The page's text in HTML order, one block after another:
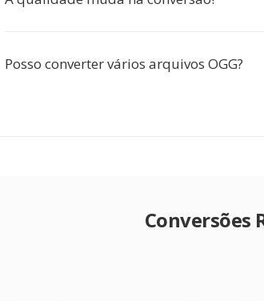
Posso converter vários arquivos OGG?
Conversões